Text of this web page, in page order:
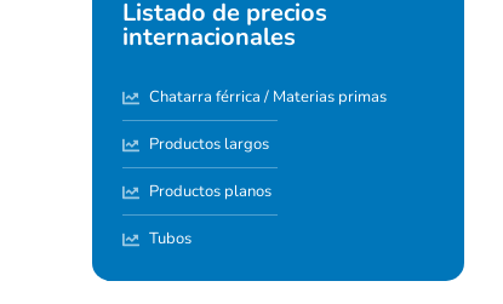
Listado de precios
internacionales
Chatarra férrica / Materias primas
Productos largos
Productos planos
Tubos